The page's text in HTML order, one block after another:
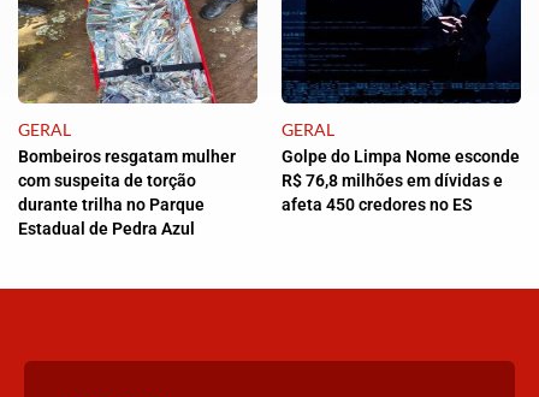
GERAL
Bombeiros resgatam mulher
com suspeita de torção
durante trilha no Parque
Estadual de Pedra Azul
GERAL
Golpe do Limpa Nome esconde
R$ 76,8 milhões em dívidas e
afeta 450 credores no ES